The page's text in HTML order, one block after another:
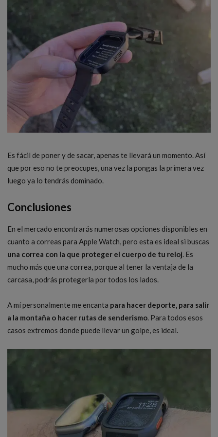
Es fácil de poner y de sacar, apenas te llevará un momento. Así
que por eso no te preocupes, una vez la pongas la primera vez
luego ya lo tendrás dominado.
Conclusiones
En el mercado encontrarás numerosas opciones disponibles en
cuanto a correas para Apple Watch, pero esta es ideal si buscas
una correa con la que proteger el cuerpo de tu reloj . Es
mucho más que una correa, porque al tener la ventaja de la
carcasa, podrás protegerla por todos los lados.
A mí personalmente me encanta para hacer deporte, para salir
a la montaña o hacer rutas de senderismo . Para todos esos
casos extremos donde puede llevar un golpe, es ideal.